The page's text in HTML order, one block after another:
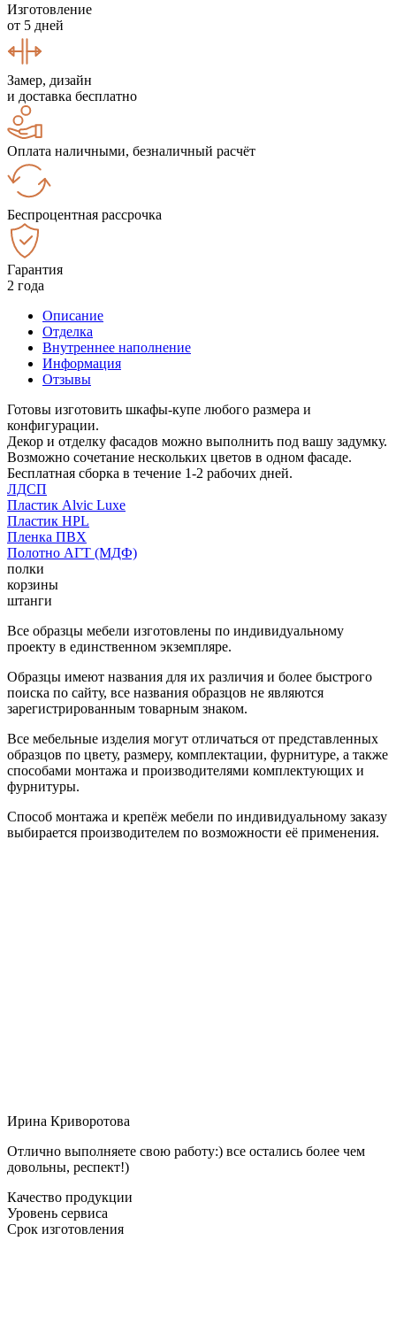
Изготовление
от 5 дней
Замер, дизайн
и доставка бесплатно
Оплата наличными, безналичный расчёт
Беспроцентная рассрочка
Гарантия
2 года
Описание
Отделка
Внутреннее наполнение
Информация
Отзывы
Готовы изготовить шкафы-купе любого размера и
конфигурации.
Декор и отделку фасадов можно выполнить под вашу задумку.
Возможно сочетание нескольких цветов в одном фасаде.
Бесплатная сборка в течение 1-2 рабочих дней.
ЛДСП
Пластик Alvic Luxe
Пластик HPL
Пленка ПВХ
Полотно АГТ (МДФ)
полки
корзины
штанги
Все образцы мебели изготовлены по индивидуальному
проекту в единственном экземпляре.
Образцы имеют названия для их различия и более быстрого
поиска по сайту, все названия образцов не являются
зарегистрированным товарным знаком.
Все мебельные изделия могут отличаться от представленных
образцов по цвету, размеру, комплектации, фурнитуре, а также
способами монтажа и производителями комплектующих и
фурнитуры.
Способ монтажа и крепёж мебели по индивидуальному заказу
выбирается производителем по возможности её применения.
Ирина Криворотова
Отлично выполняете свою работу:) все остались более чем
довольны, респект!)
Качество продукции
Уровень сервиса
Срок изготовления